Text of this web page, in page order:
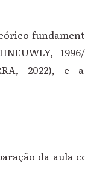
2022), e
da aula